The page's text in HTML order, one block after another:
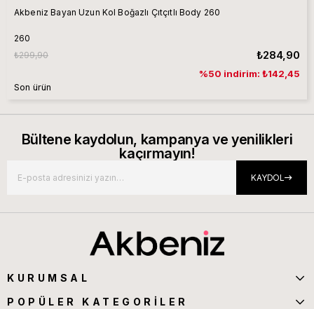
Akbeniz Bayan Uzun Kol Boğazlı Çıtçıtlı Body 260
260
₺284,90
₺299,90
%50 indirim: ₺142,45
Son ürün
Bültene kaydolun, kampanya ve yenilikleri
kaçırmayın!
KAYDOL
KURUMSAL
POPÜLER KATEGORİLER